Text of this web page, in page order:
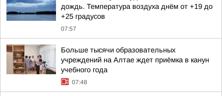
дождь. Температура воздуха днём от +19 до
+25 градусов
07:57
Больше тысячи образовательных
учреждений на Алтае ждет приёмка в канун
учебного года
07:48